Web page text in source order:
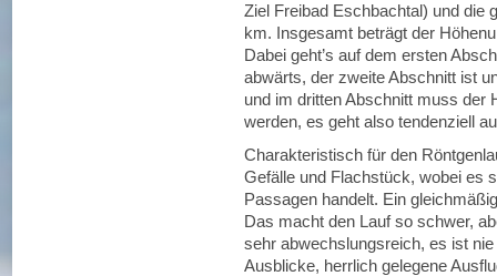
Ziel Freibad Eschbachtal) und die
km. Insgesamt beträgt der
Dabei geht’s auf dem ersten
abwärts, der zweite Abschnitt ist
und im dritten Abschnitt muss der
werden, es geht also tendenziell
Charakteristisch für den
Gefälle und Flachstück, wobei es
Passagen handelt. Ein
Das macht den Lauf so schwer,
sehr abwechslungsreich, es ist
Ausblicke, herrlich gelegene